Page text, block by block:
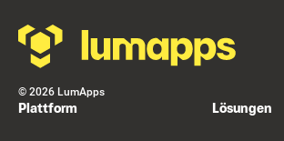
© 2026 LumApps
Plattform Lösungen